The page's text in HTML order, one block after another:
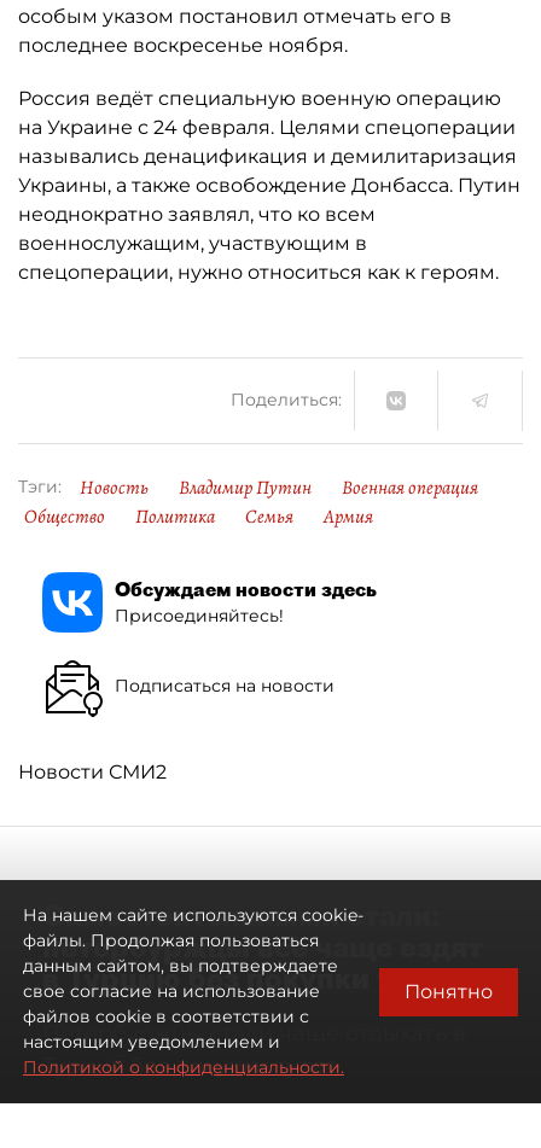
особым указом постановил отмечать его в
последнее воскресенье ноября.
Россия ведёт специальную военную операцию
на Украине с 24 февраля. Целями спецоперации
назывались денацификация и демилитаризация
Украины, а также освобождение Донбасса. Путин
неоднократно заявлял, что ко всем
военнослужащим, участвующим в
спецоперации, нужно относиться как к героям.
Поделиться:
Тэги: Новость Владимир Путин
Военная операция
Общество
Политика Семья Армия
Обсуждаем новости здесь
Присоединяйтесь!
Подписаться на новости
Новости СМИ2
Самостоятельными стали:
петербуржцы всё чаще ездят
в Турцию без покупки туров
Петербуржцы стали чаще отдыхать в
Турции без покупки туров
На нашем сайте используются cookie-
файлы. Продолжая пользоваться
данным сайтом, вы подтверждаете
свое согласие на использование
файлов cookie в соответствии с
настоящим уведомлением и
Политикой о конфиденциальности.
Понятно